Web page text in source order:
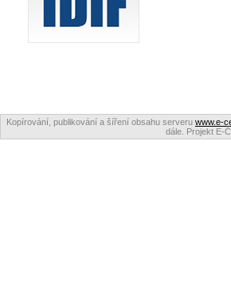
Kopírování, publikování a šíření obsahu serveru www.e-
dále. Projekt E-